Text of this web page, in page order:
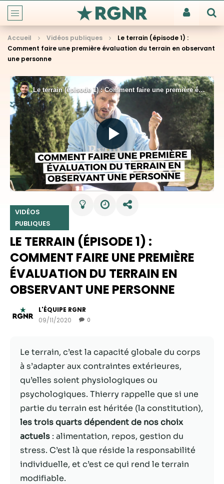
Accueil Vidéos publiques
Le terrain (épisode 1) :
Comment faire une première évaluation du terrain en observant
une personne
VIDÉOS
PUBLIQUES
LE TERRAIN (ÉPISODE 1) :
COMMENT FAIRE UNE PREMIÈRE
ÉVALUATION DU TERRAIN EN
OBSERVANT UNE PERSONNE
L'ÉQUIPE RGNR
09/11/2020
0
Le terrain, c’est la capacité globale du corps
à s’adapter aux contraintes extérieures,
qu’elles soient physiologiques ou
psychologiques. Thierry rappelle que si une
partie du terrain est héritée (la constitution),
les trois quarts dépendent de nos choix
actuels : alimentation, repos, gestion du
stress. C’est là que réside la responsabilité
individuelle, et c’est ce qui rend le terrain
modifiable.
Nécessaire
Ces cookies ne
sont pas
facultatifs. Ils
sont
nécessaires au
fonctionnement
du site Web.
Statistiques